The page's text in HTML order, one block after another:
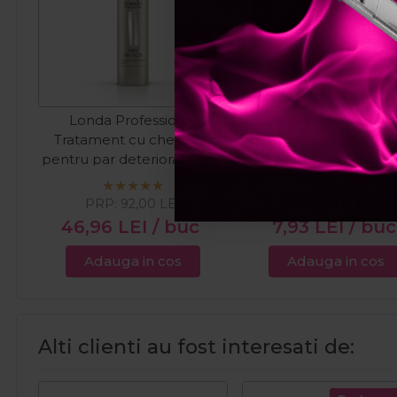
Londa Professional
Tratament cu cheratina
pentru par deteriorat Fiber
Infusion 5 Minute 100ml
46,96 LEI / buc
PRP: 92,00 LEI
Adauga in cos
Purederm Masca
colagen, vitamina E si
hialuronic 1buc
7,93LEI / buc
Adauga in cos
Alti clienti au fost interesati de: